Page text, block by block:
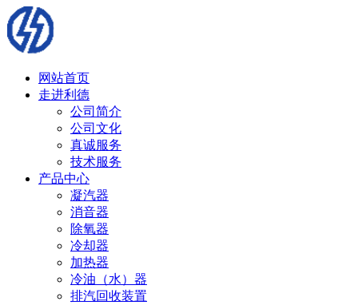
网站首页
走进利德
公司简介
公司文化
真诚服务
技术服务
产品中心
凝汽器
消音器
除氧器
冷却器
加热器
冷油（水）器
排汽回收装置